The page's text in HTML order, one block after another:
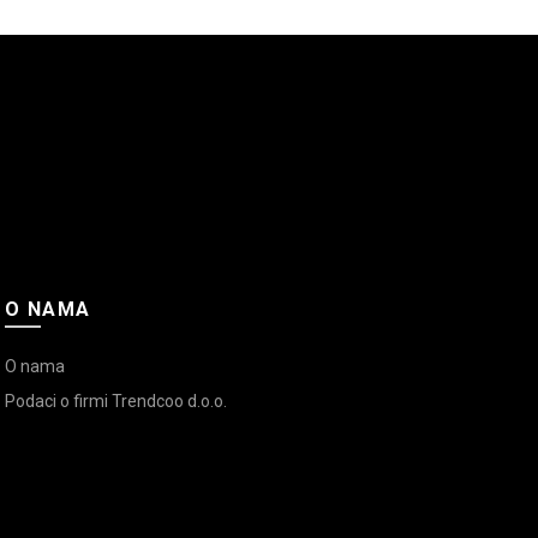
O NAMA
O nama
Podaci o firmi Trendcoo d.o.o.